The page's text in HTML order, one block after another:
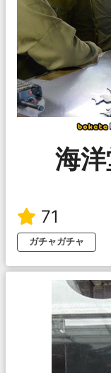
海
71
ガチャガチャ